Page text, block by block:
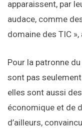
apparaissent, par
audace, comme
domaine des TIC
Pour la patronne
sont pas
elles sont aussi
économique et de
d’ailleurs,